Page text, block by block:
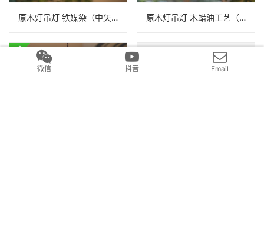
原木灯吊灯 铁媒染（中矢嘉贵）N25B075 原木灯吊灯 木蜡油工艺（中矢嘉贵）N25B070
微信 抖音 Email